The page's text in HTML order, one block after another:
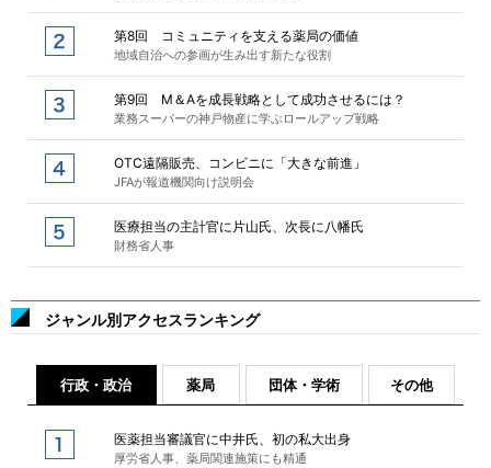
第8回 コミュニティを支える薬局の価値
地域自治への参画が生み出す新たな役割
第9回 M＆Aを成長戦略として成功させるには？
業務スーパーの神戸物産に学ぶロールアップ戦略
OTC遠隔販売、コンビニに「大きな前進」
JFAが報道機関向け説明会
医療担当の主計官に片山氏、次長に八幡氏
財務省人事
ジャンル別アクセスランキング
行政・政治 薬局 団体・学術 その他
医薬担当審議官に中井氏、初の私大出身
厚労省人事、薬局関連施策にも精通